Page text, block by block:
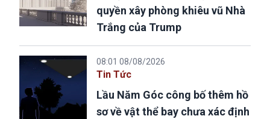
quyền xây phòng khiêu vũ Nhà
Trắng của Trump
08:01 08/08/2026
Tin Tức
Lầu Năm Góc công bố thêm hồ
sơ về vật thể bay chưa xác định